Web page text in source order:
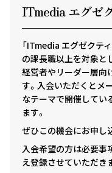
ITmedia エグゼ
「ITmedia エグゼクテ
の課長職以上を対象と
経営者やリーダー層向
す。入会いただくとメ
なテーマで開催してい
ます。
ぜひこの機会にお申し
入会希望の方は必要事
え登録させていただき